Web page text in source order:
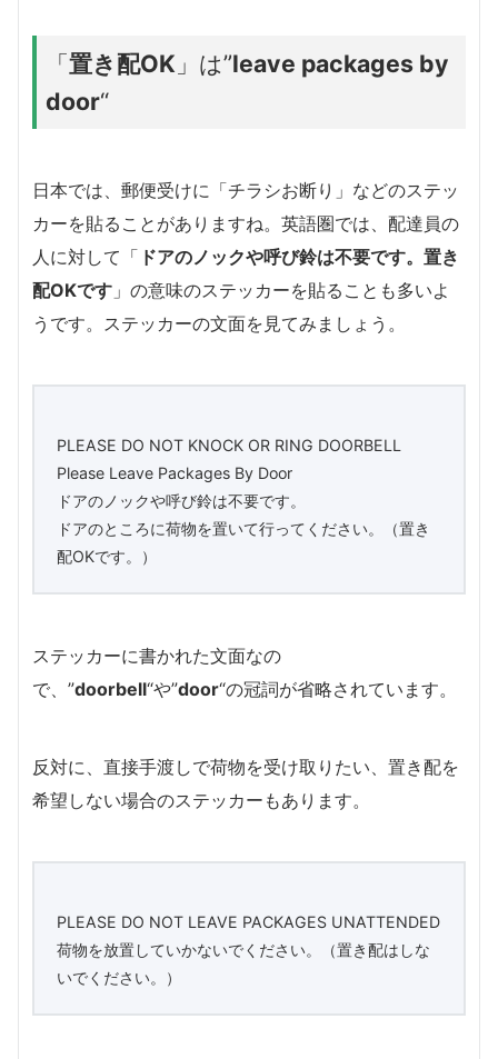
「置き配OK 」は”leave packages by
door“
日本では、郵便受けに「チラシお断り」などのステッ
カーを貼ることがありますね。英語圏では、配達員の
人に対して「 ドアのノックや呼び鈴は不要です。置き
配OKです 」の意味のステッカーを貼ることも多いよ
うです。ステッカーの文面を見てみましょう。
PLEASE DO NOT KNOCK OR RING DOORBELL
Please Leave Packages By Door
ドアのノックや呼び鈴は不要です。
ドアのところに荷物を置いて行ってください。（置き
配OKです。）
ステッカーに書かれた文面なの
で、”doorbell“や”door“の冠詞が省略されています。
反対に、直接手渡しで荷物を受け取りたい、置き配を
希望しない場合のステッカーもあります。
PLEASE DO NOT LEAVE PACKAGES UNATTENDED
荷物を放置していかないでください。（置き配はしな
いでください。）